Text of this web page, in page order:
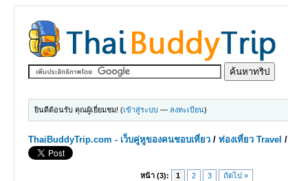
ยินดีต้อนรับ คุณผู้เยี่ยมชม! (เข้าสู่ระบบ — ลงทะเบียน)
ThaiBuddyTrip.com - เว็บคู่หูของคนชอบเที่ยว /ท่องเที่ยว Travel
หน้า (3): 1 2 3 ถัดไป »